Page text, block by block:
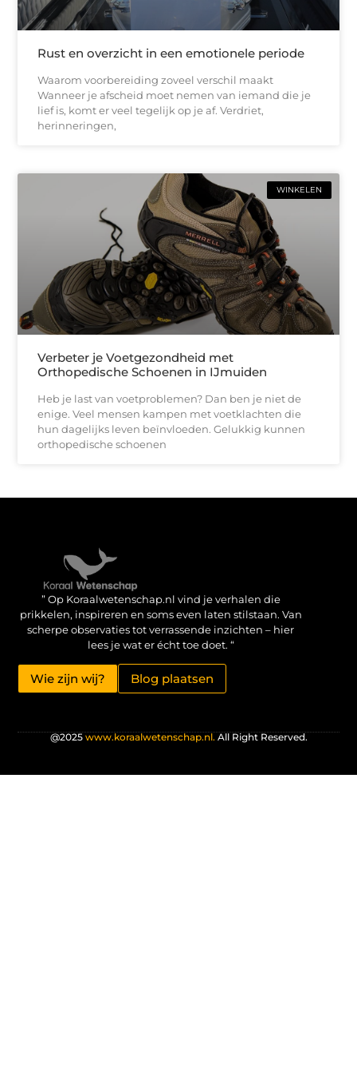
Rust en overzicht in een emotionele periode
Waarom voorbereiding zoveel verschil maakt
Wanneer je afscheid moet nemen van iemand die je
lief is, komt er veel tegelijk op je af. Verdriet,
herinneringen,
WINKELEN
Verbeter je Voetgezondheid met
Orthopedische Schoenen in IJmuiden
Heb je last van voetproblemen? Dan ben je niet de
enige. Veel mensen kampen met voetklachten die
hun dagelijks leven beïnvloeden. Gelukkig kunnen
orthopedische schoenen
” Op Koraalwetenschap.nl vind je verhalen die
prikkelen, inspireren en soms even laten stilstaan. Van
scherpe observaties tot verrassende inzichten – hier
lees je wat er écht toe doet. “
Wie zijn wij? Blog plaatsen
@2025 www.koraalwetenschap.nl. All Right Reserved.